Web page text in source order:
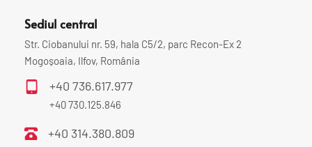
Sediul central
Str. Ciobanului nr. 59, hala C5/2, parc Recon-Ex 2
Mogoșoaia, Ilfov, România
+40 736.617.977
+40 730.125.846
+40 314.380.809